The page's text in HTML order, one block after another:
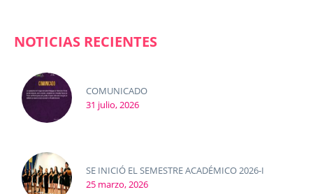
NOTICIAS RECIENTES
COMUNICADO
31 julio, 2026
SE INICIÓ EL SEMESTRE ACADÉMICO 2026-I
25 marzo, 2026